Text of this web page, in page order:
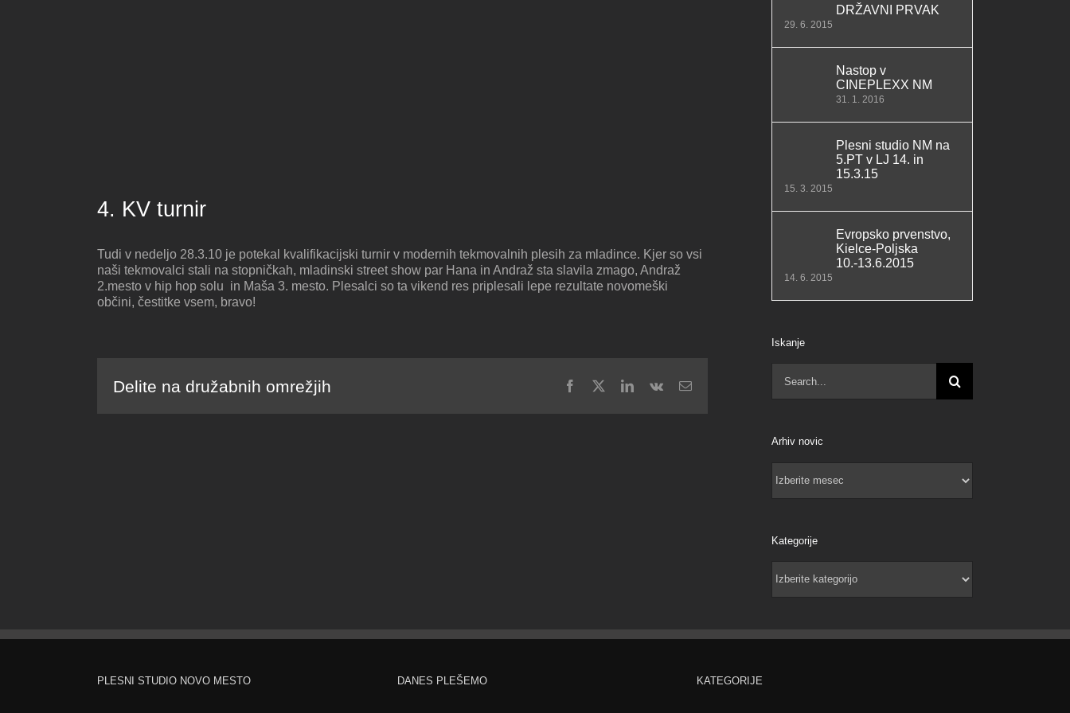
4. KV turnir
Tudi v nedeljo 28.3.10 je potekal kvalifikacijski turnir v modernih tekmovalnih plesih za mladince. Kjer so vsi
naši tekmovalci stali na stopničkah, mladinski street show par Hana in Andraž sta slavila zmago, Andraž
2.mesto v hip hop solu in Maša 3. mesto. Plesalci so ta vikend res priplesali lepe rezultate novomeški
občini, čestitke vsem, bravo!
Delite na družabnih omrežjih Facebook LinkedIn
Vk Email
DRŽAVNI PRVAK
29. 6. 2015
Nastop v
CINEPLEXX NM
31. 1. 2016
Plesni studio NM na
5.PT v LJ 14. in
15.3.15
15. 3. 2015
Evropsko prvenstvo,
Kielce-Poljska
10.-13.6.2015
14. 6. 2015
Iskanje
for:
Arhiv novic
novic
Kategorije
PLESNI STUDIO NOVO MESTO DANES PLEŠEMO KATEGORIJE